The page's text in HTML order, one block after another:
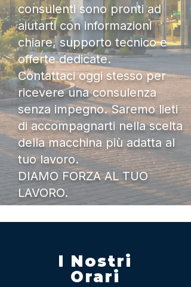
consulenti sono pronti ad
aiutarti con informazioni
chiare, supporto tecnico e
offerte dedicate.
Contattaci oggi stesso per
ricevere una consulenza
senza impegno. Saremo lieti
di accompagnarti nella scelta
della macchina più adatta al
tuo lavoro.
DIAMO FORZA AL TUO
LAVORO.
I Nostri
Orari